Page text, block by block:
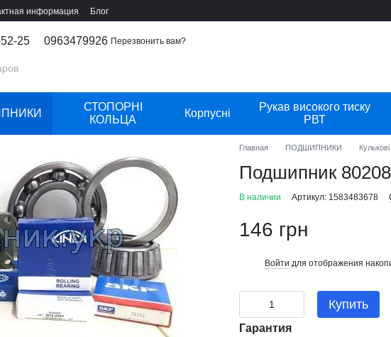
информация Блог
25 0963479926 Перезвонить вам?
СТОПОРНІ
КОЛЬЦА
Корпусні
Рукав високого тиску
РВТ
Главная ПОДШИПНИКИ Кулькові
Подшипник
В наличии Артикул: 1583483678
146 грн
Войти для отображения
Купить
Гарантия